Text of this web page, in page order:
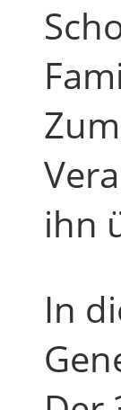
ihn
In